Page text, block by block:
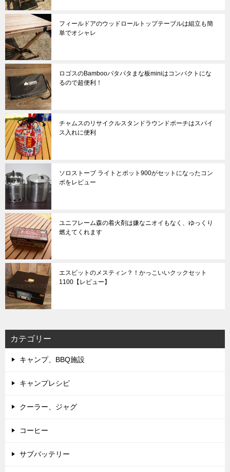
フィールドアのウッドロールトップテーブルは組立も簡
単でオシャレ
ロゴスのBambooパタパタまな板miniはコンパクトにな
るので超便利！
チャムスのリサイクルスタンドラウンドポーチはスパイ
ス入れに便利
ソロストーブ ライトとポット900がセットになったコン
ボをレビュー
ユニフレーム森の着火剤は嫌なニオイもなく、ゆっくり
燃えてくれます
エスビットのメスティン？！かっこいいクックセット
1100【レビュー】
カテゴリー
キャンプ、BBQ施設
キャンプレシピ
クーラー、ジャグ
コーヒー
サブバッテリー